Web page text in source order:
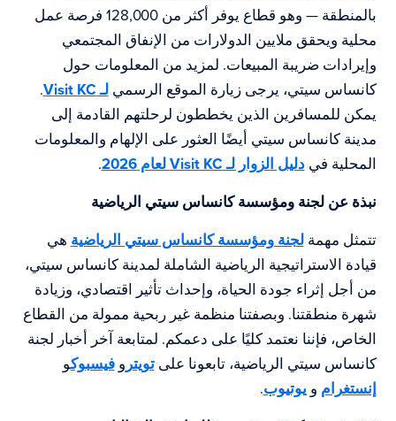
بالمنطقة — وهو قطاع يوفر أكثر من 128,000 فرصة عمل
محلية ويحقق ملايين الدولارات من الإنفاق المجتمعي
وإيرادات ضريبة المبيعات. لمزيد من المعلومات حول
كانساس سيتي، يرجى زيارة الموقع الرسميلـ Visit KC
.
يمكن للمسافرين الذين يخططون لرحلتهم القادمة إلى
مدينة كانساس سيتي أيضًا العثور على الإلهام والمعلومات
المحلية فيدليل الزوار لـ Visit KC لعام 2026
.
نبذة عن لجنة ومؤسسة كانساس سيتي الرياضية
تتمثل مهمةلجنة ومؤسسة كانساس سيتي الرياضية هي
قيادة الاستراتيجية الرياضية الشاملة لمدينة كانساس سيتي،
من أجل إثراء جودة الحياة، وإحداث تأثير اقتصادي، وزيادة
شهرة منطقتنا. وبصفتنا منظمة غير ربحية ممولة من القطاع
الخاص، فإننا نعتمد كليًا على دعمكم. لمتابعة آخر أخبار لجنة
كانساس سيتي الرياضية، تابعونا علىتويتر وفيسبوكو
إنستغرام ويوتيوب.